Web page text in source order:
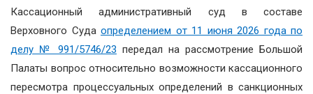
Кассационный административный суд в составе
Верховного Суда определением от 11 июня 2026 года по
делу № 991/5746/23 передал на рассмотрение Большой
Палаты вопрос относительно возможности кассационного
пересмотра процессуальных определений в санкционных